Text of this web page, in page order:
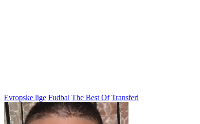
Evropske lige Fudbal The Best Of Transferi